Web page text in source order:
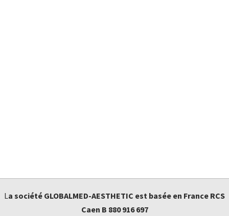
La société GLOBALMED-AESTHETIC est basée en France RCS
Caen B 880 916 697